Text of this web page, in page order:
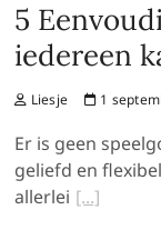
5
iedereen
Liesje 1
Er is geen
geliefd en
allerlei